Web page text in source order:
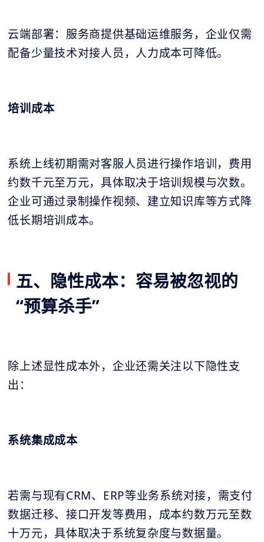
云端部署：服务商提供基础运维服务，企业仅需
配备少量技术对接人员，人力成本可降低。
培训成本
系统上线初期需对客服人员进行操作培训，费用
约数千元至万元，具体取决于培训规模与次数。
企业可通过录制操作视频、建立知识库等方式降
低长期培训成本。
五、隐性成本：容易被忽视的
“预算杀手”
除上述显性成本外，企业还需关注以下隐性支
出：
系统集成成本
若需与现有CRM、ERP等业务系统对接，需支付
数据迁移、接口开发等费用，成本约数万元至数
十万元，具体取决于系统复杂度与数据量。